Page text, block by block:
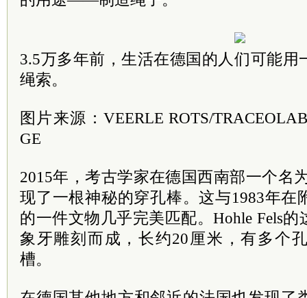
3.5万多年前，生活在德国的人们可能用
绳索。
图片来源：VEERLE ROTS/
GE
2015年，考古学家在德国西南部一个名
现了一根神秘的穿孔棒。这与1983年在
的一件文物几乎完美匹配。Hohle Fels
象牙雕刻而成，长约20厘米，有多个
槽。